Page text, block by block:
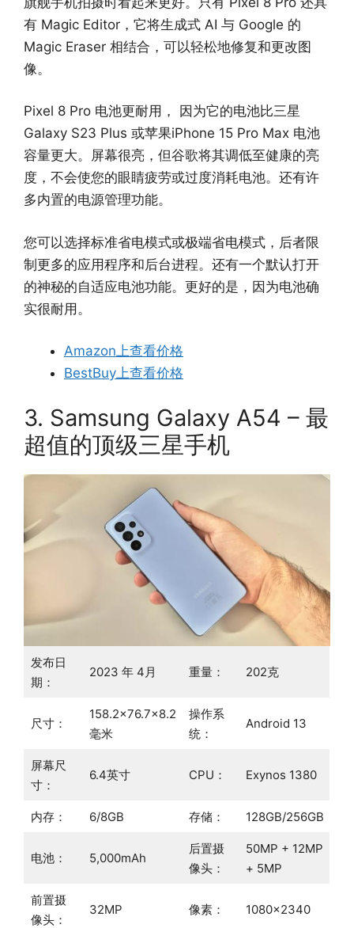
有 Magic Editor，它将生成式 AI 与 Google 的
Magic Eraser 相结合，可以轻松地修复和更改图
像。
Pixel 8 Pro 电池更耐用， 因为它的电池比三星
Galaxy S23 Plus 或苹果iPhone 15 Pro Max 电池
容量更大。屏幕很亮，但谷歌将其调低至健康的亮
度，不会使您的眼睛疲劳或过度消耗电池。还有许
多内置的电源管理功能。
您可以选择标准省电模式或极端省电模式，后者限
制更多的应用程序和后台进程。还有一个默认打开
的神秘的自适应电池功能。更好的是，因为电池确
实很耐用。
Amazon上查看价格
BestBuy上查看价格
3. Samsung Galaxy A54 – 最
超值的顶级三星手机
发布日
期：
2023 年 4月 重量： 202克
尺寸：
158.2×76.7×8.2
毫米
操作系
统：
Android 13
屏幕尺
寸：
6.4英寸 CPU： Exynos 1380
内存： 6/8GB 存储： 128GB/256GB
电池： 5,000mAh
后置摄
像头：
50MP + 12MP
+ 5MP
前置摄
像头：
32MP 像素： 1080×2340